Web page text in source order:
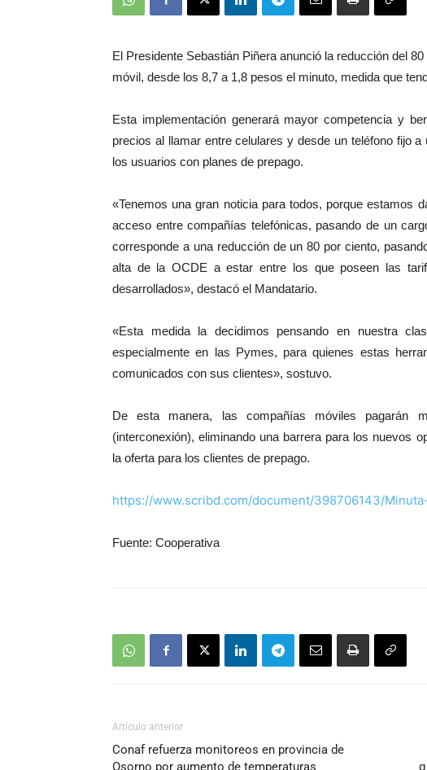
El Presidente Sebastián Piñera anunció la reducción del
móvil, desde los 8,7 a 1,8 pesos el minuto, medida que
Esta implementación generará mayor competencia y
precios al llamar entre celulares y desde un teléfono fijo
los usuarios con planes de prepago.
«Tenemos una gran noticia para todos, porque estamos
acceso entre compañías telefónicas, pasando de un
corresponde a una reducción de un 80 por ciento,
alta de la OCDE a estar entre los que poseen las
desarrollados», destacó el Mandatario.
«Esta medida la decidimos pensando en nuestra
especialmente en las Pymes, para quienes estas
comunicados con sus clientes», sostuvo.
De esta manera, las compañías móviles pagarán
(interconexión), eliminando una barrera para los nuevos
la oferta para los clientes de prepago.
https://www.scribd.com/document/398706143/
Fuente: Cooperativa
Artículo anterior
Conaf refuerza monitoreos en provincia de
Osorno por aumento de temperaturas